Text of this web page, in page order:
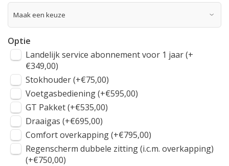
Optie
Landelijk service abonnement voor 1 jaar (+
€349,00)
Stokhouder (+€75,00)
Voetgasbediening (+€595,00)
GT Pakket (+€535,00)
Draaigas (+€695,00)
Comfort overkapping (+€795,00)
Regenscherm dubbele zitting (i.c.m. overkapping)
(+€750,00)